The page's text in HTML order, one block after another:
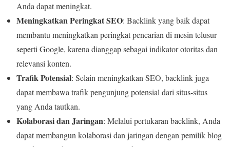
Anda dapat meningkat.
Meningkatkan Peringkat SEO: Backlink yang baik dapat
membantu meningkatkan peringkat pencarian di mesin telusur
seperti Google, karena dianggap sebagai indikator otoritas dan
relevansi konten.
Trafik Potensial: Selain meningkatkan SEO, backlink juga
dapat membawa trafik pengunjung potensial dari situs-situs
yang Anda tautkan.
Kolaborasi dan Jaringan: Melalui pertukaran backlink, Anda
dapat membangun kolaborasi dan jaringan dengan pemilik blog